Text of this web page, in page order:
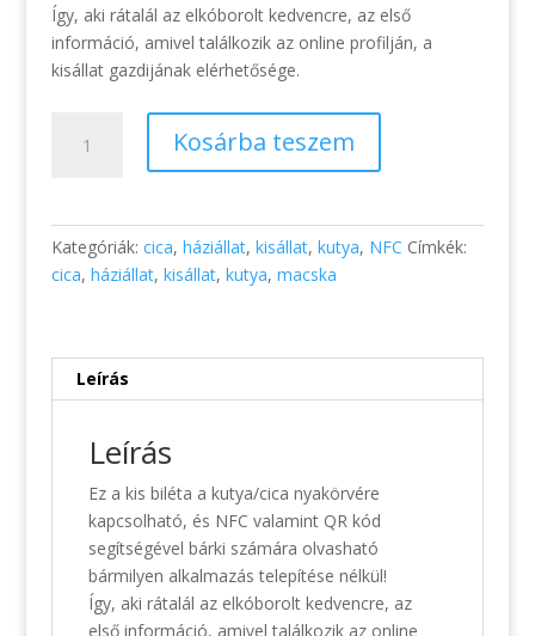
Így, aki rátalál az elkóborolt kedvencre, az első
információ, amivel találkozik az online profilján, a
kisállat gazdijának elérhetősége.
Kisállatbiléta
mennyiség
Kosárba teszem
Kategóriák: cica, háziállat, kisállat, kutya, NFC Címkék:
cica, háziállat, kisállat, kutya, macska
Leírás
Leírás
Ez a kis biléta a kutya/cica nyakörvére
kapcsolható, és NFC valamint QR kód
segítségével bárki számára olvasható
bármilyen alkalmazás telepítése nélkül!
Így, aki rátalál az elkóborolt kedvencre, az
első információ, amivel találkozik az online